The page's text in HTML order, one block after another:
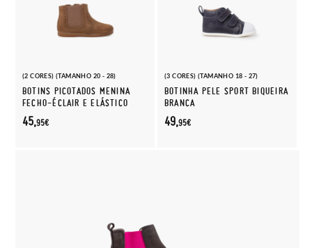
(2 CORES) (TAMANHO 20 - 28)
BOTINS PICOTADOS MENINA
FECHO-ÉCLAIR E ELÁSTICO
45,95€
(3 CORES) (TAMANHO 18 - 27)
BOTINHA PELE SPORT BIQUEIRA
BRANCA
49,95€